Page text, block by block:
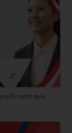
vượt qua